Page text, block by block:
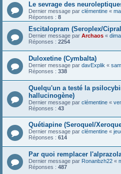
Le sevrage des
Dernier message par clémentine «
Réponses : 8
Escitalopram (Seroplex/
Dernier message par Archaos «
Réponses : 2254
Duloxetine (Cymbalta)
Dernier message par davExplik «
Réponses : 338
Quelqu'un a testé la
hallucinogène)
Dernier message par clémentine «
Réponses : 43
Quétiapine (Seroquel/
Dernier message par clémentine «
Réponses : 614
Par quoi remplacer
Dernier message par Ronanbzh22 «
Réponses : 487